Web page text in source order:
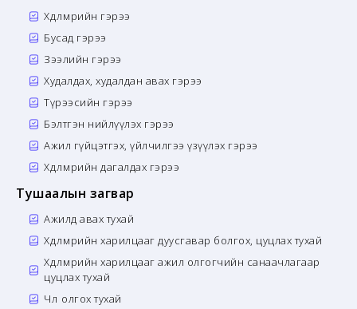
Хөдөлмөрийн гэрээ
Бусад гэрээ
Зээлийн гэрээ
Худалдах, худалдан авах гэрээ
Түрээсийн гэрээ
Бэлтгэн нийлүүлэх гэрээ
Ажил гүйцэтгэх, үйлчилгээ үзүүлэх гэрээ
Хөдөлмөрийн дагалдах гэрээ
Тушаалын загвар
Ажилд авах тухай
Хөдөлмөрийн харилцааг дуусгавар болгох, цуцлах тухай
Хөдөлмөрийн харилцааг ажил олгогчийн санаачлагаар
цуцлах тухай
Чөлөө олгох тухай